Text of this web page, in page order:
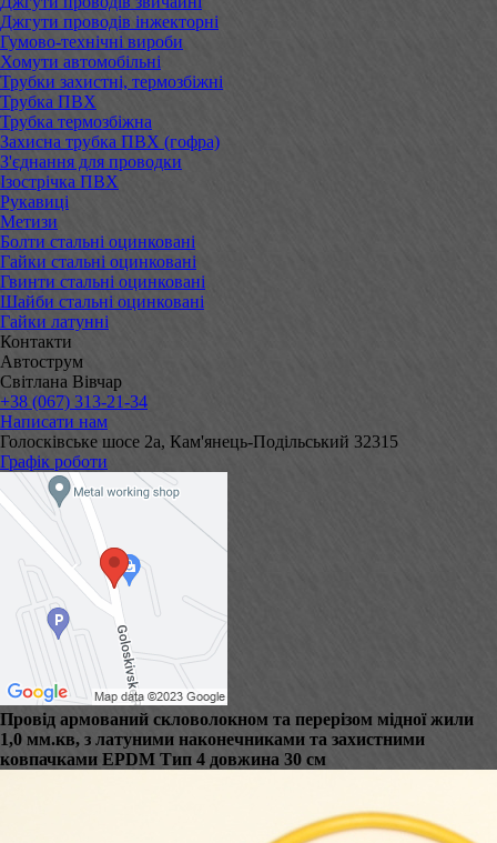
Джгути проводів інжекторні
Гумово-технічні вироби
Хомути автомобільні
Трубки захистні, термозбіжні
Трубка ПВХ
Трубка термозбіжна
Захисна трубка ПВХ (гофра)
З'єднання для проводки
Ізострічка ПВХ
Рукавиці
Метизи
Болти стальні оцинковані
Гайки стальні оцинковані
Гвинти стальні оцинковані
Шайби стальні оцинковані
Гайки латунні
Контакти
Автострум
Світлана Вівчар
+38 (067) 313-21-34
Написати нам
Голосківське шосе 2а, Кам'янець-Подільський 32315
Графік роботи
Провід армований скловолокном та перерізом мідної жили
1,0 мм.кв, з латуними наконечниками та захистними
ковпачками EPDM Тип 4 довжина 30 см